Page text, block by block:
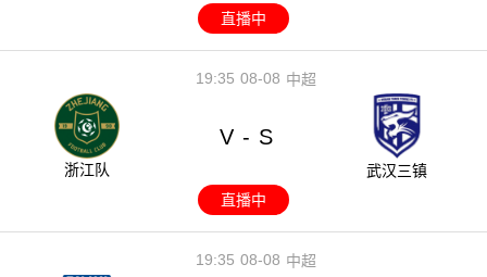
直播中
08-08
19:35 中超
浙江队
V - S
武汉三镇
直播中
08-08
19:35 中超